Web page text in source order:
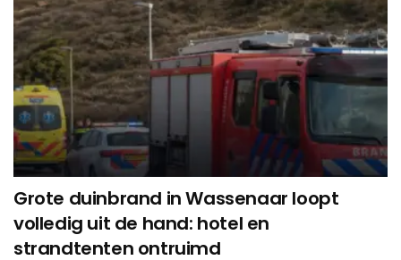
Grote duinbrand in Wassenaar loopt
volledig uit de hand: hotel en
strandtenten ontruimd